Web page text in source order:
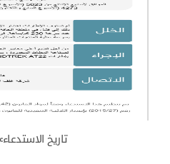
تاريخ الاستدعاء:2025/5/26